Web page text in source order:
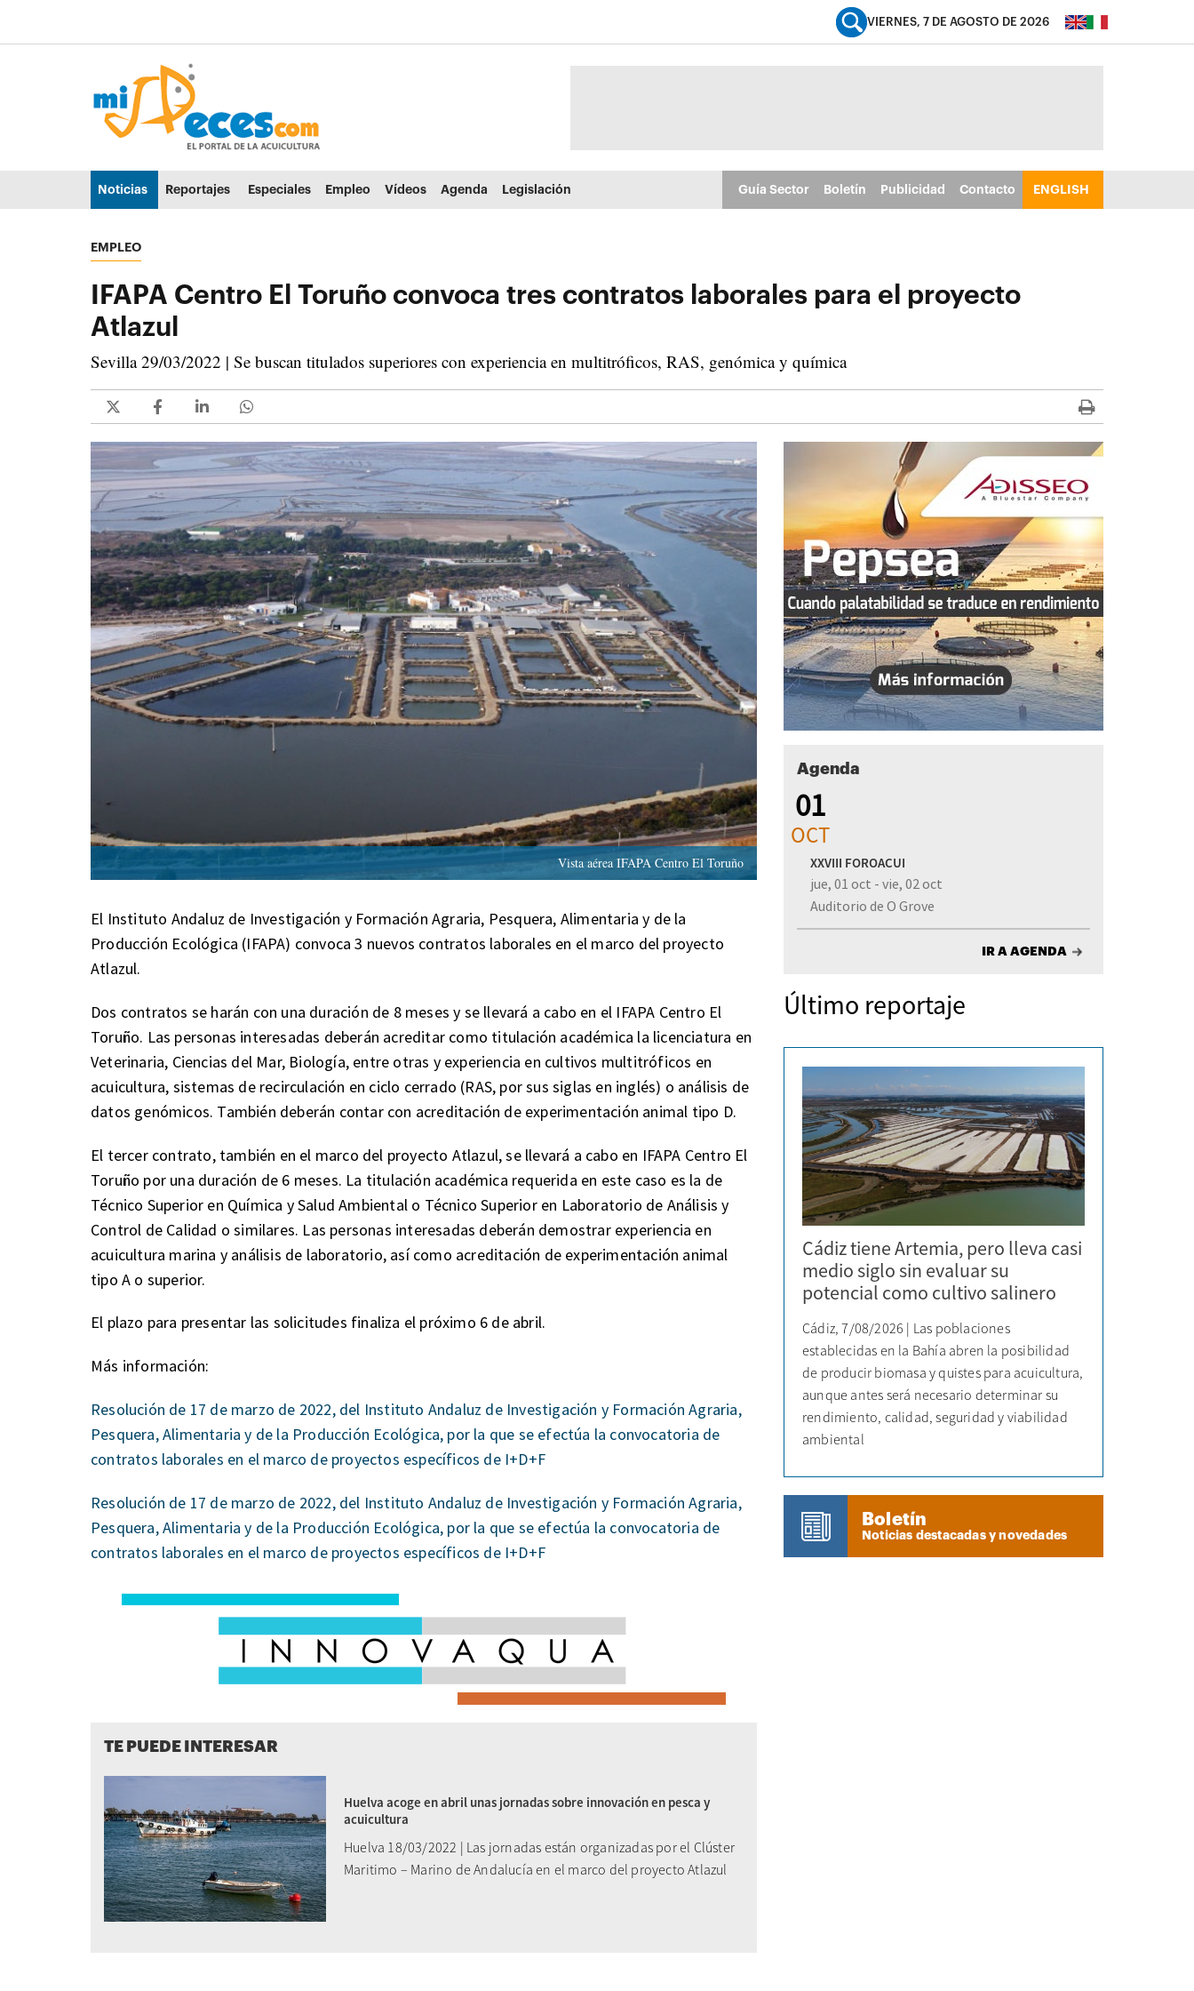
Ir al menú principal (alt + u)
VIERNES, 7 DE AGOSTO DE 2026
Noticias Reportajes Especiales Empleo Vídeos Agenda Legislación Guía Sector Boletín Publicidad Contacto ENGLISH
EMPLEO
IFAPA Centro El Toruño convoca tres contratos laborales para el proyecto
Atlazul
Sevilla 29/03/2022 | Se buscan titulados superiores con experiencia en multitróficos, RAS, genómica y química
Vista aérea IFAPA Centro El Toruño
El Instituto Andaluz de Investigación y Formación Agraria, Pesquera, Alimentaria y de la
Producción Ecológica (IFAPA) convoca 3 nuevos contratos laborales en el marco del proyecto
Atlazul.
Dos contratos se harán con una duración de 8 meses y se llevará a cabo en el IFAPA Centro El
Toruño. Las personas interesadas deberán acreditar como titulación académica la licenciatura en
Veterinaria, Ciencias del Mar, Biología, entre otras y experiencia en cultivos multitróficos en
acuicultura, sistemas de recirculación en ciclo cerrado (RAS, por sus siglas en inglés) o análisis de
datos genómicos. También deberán contar con acreditación de experimentación animal tipo D.
El tercer contrato, también en el marco del proyecto Atlazul, se llevará a cabo en IFAPA Centro El
Toruño por una duración de 6 meses. La titulación académica requerida en este caso es la de
Técnico Superior en Química y Salud Ambiental o Técnico Superior en Laboratorio de Análisis y
Control de Calidad o similares. Las personas interesadas deberán demostrar experiencia en
acuicultura marina y análisis de laboratorio, así como acreditación de experimentación animal
tipo A o superior.
El plazo para presentar las solicitudes finaliza el próximo 6 de abril.
Más información:
Resolución de 17 de marzo de 2022, del Instituto Andaluz de Investigación y Formación Agraria,
Pesquera, Alimentaria y de la Producción Ecológica, por la que se efectúa la convocatoria de
contratos laborales en el marco de proyectos específicos de I+D+F
Resolución de 17 de marzo de 2022, del Instituto Andaluz de Investigación y Formación Agraria,
Pesquera, Alimentaria y de la Producción Ecológica, por la que se efectúa la convocatoria de
contratos laborales en el marco de proyectos específicos de I+D+F
TE PUEDE INTERESAR
Huelva acoge en abril unas jornadas sobre innovación en pesca y
acuicultura
Huelva 18/03/2022 | Las jornadas están organizadas por el Clúster
Maritimo – Marino de Andalucía en el marco del proyecto Atlazul
Agenda
01
OCT
XXVIII FOROACUI
jue, 01 oct - vie, 02 oct
Auditorio de O Grove
IR A AGENDA
Último reportaje
Cádiz tiene Artemia, pero lleva casi
medio siglo sin evaluar su
potencial como cultivo salinero
Cádiz, 7/08/2026 | Las poblaciones
establecidas en la Bahía abren la posibilidad
de producir biomasa y quistes para acuicultura,
aunque antes será necesario determinar su
rendimiento, calidad, seguridad y viabilidad
ambiental
Boletín
Noticias destacadas y novedades